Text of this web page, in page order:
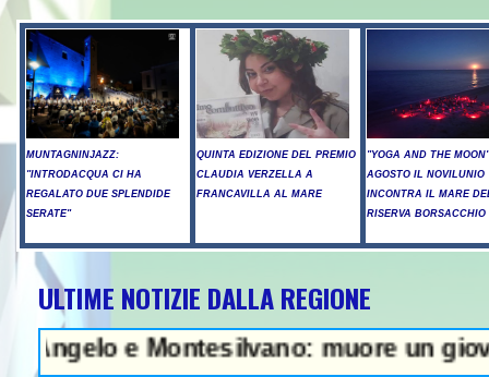
MUNTAGNINJAZZ:
"INTRODACQUA CI HA
REGALATO DUE SPLENDIDE
SERATE"
QUINTA EDIZIONE DEL PREMIO
CLAUDIA VERZELLA A
FRANCAVILLA AL MARE
"YOGA AND THE
AGOSTO IL NOVILUNIO
INCONTRA IL MARE
RISERVA BORSACCHIO
ULTIME NOTIZIE DALLA REGIONE
e Montesilvano: muore un giovane -
- Raid russi su Kiev, tre